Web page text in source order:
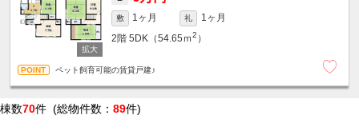
敷 1ヶ月 礼
1ヶ月
2階 5DK（54.65ｍ2 ）
ペット飼育可能の賃貸戸建♪
棟数70件 (総物件数： 89件)